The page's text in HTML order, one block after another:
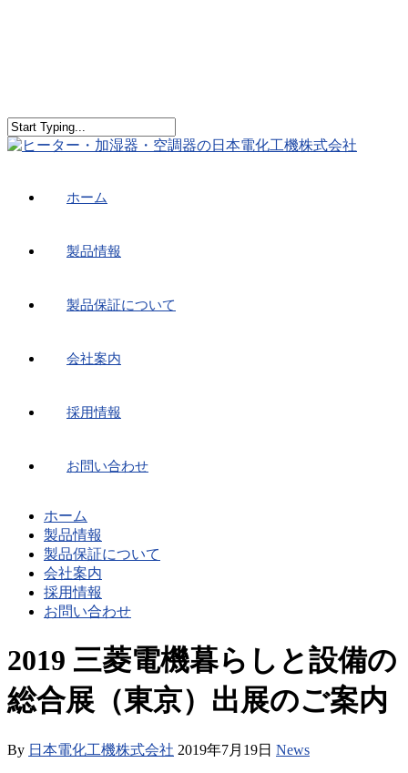
ホーム
製品情報
製品保証について
会社案内
採用情報
お問い合わせ
ホーム
製品情報
製品保証について
会社案内
採用情報
お問い合わせ
2019 三菱電機暮らしと設備の
総合展（東京）出展のご案内
By 日本電化工機株式会社 2019年7月19日 News